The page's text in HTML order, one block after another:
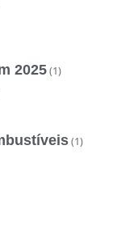
2025(1)
(1)